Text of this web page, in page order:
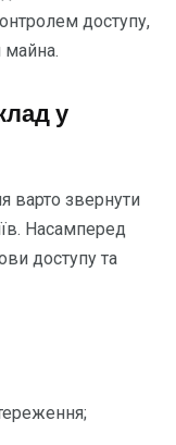
доступу,
майна.
у
варто звернути
Насамперед
доступу та